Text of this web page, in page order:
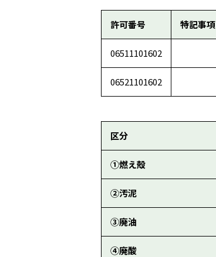
許可番号 特記事項
06511101602
06521101602
区分
①燃え殻
②汚泥
③廃油
④廃酸